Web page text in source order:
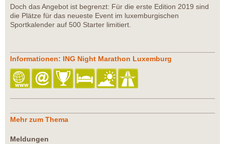
Doch das Angebot ist begrenzt: Für die erste Edition 2019 sind
die Plätze für das neueste Event im luxemburgischen
Sportkalender auf 500 Starter limitiert.
Informationen: ING Night Marathon Luxemburg
Mehr zum Thema
Meldungen